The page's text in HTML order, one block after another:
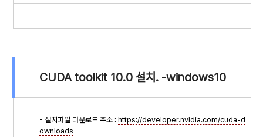
CUDA toolkit 10.0 설치. -windows10
- 설치파일 다운로드 주소 : https://developer.nvidia.com/cuda-d
ownloads